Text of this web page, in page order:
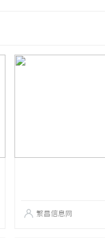
繁昌信息网